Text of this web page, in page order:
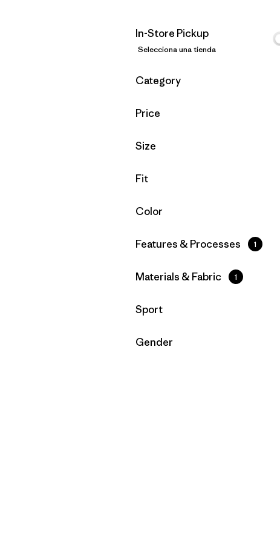
In-Store Pickup
Selecciona una tienda
Filtrar por
Category
Filtrar por
Price
Filtrar por
Size
Filtrar por
Fit
Filtrar por
Color
Filtrar por
Features & Processes 1
Filtrar por
Materials & Fabric 1
Filtrar por
Sport
Filtrar por
Gender